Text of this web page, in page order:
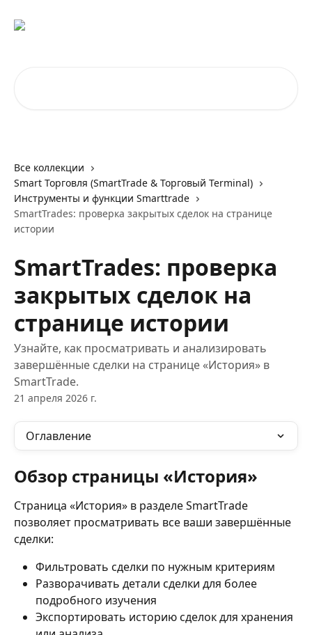
Все коллекции
Smart Торговля (SmartTrade & Торговый Terminal)
Инструменты и функции Smarttrade
SmartTrades: проверка закрытых сделок на странице
истории
SmartTrades: проверка
закрытых сделок на
странице истории
Узнайте, как просматривать и анализировать
завершённые сделки на странице «История» в
SmartTrade.
21 апреля 2026 г.
Оглавление
Обзор страницы «История»
Страница «История» в разделе SmartTrade
позволяет просматривать все ваши завершённые
сделки:
Фильтровать сделки по нужным критериям
Разворачивать детали сделки для более
подробного изучения
Экспортировать историю сделок для хранения